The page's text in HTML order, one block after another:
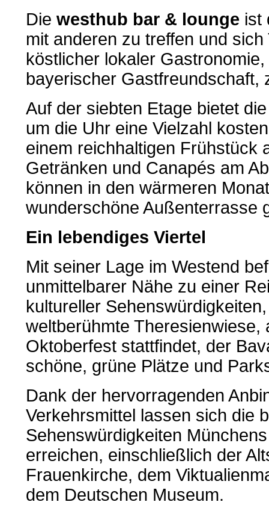
Die westhub bar & lounge ist
mit anderen zu treffen und
köstlicher lokaler
bayerischer Gastfreundschaft,
Auf der siebten Etage bietet die
um die Uhr eine Vielzahl
einem reichhaltigen Frühstück
Getränken und Canapés am
können in den wärmeren
wunderschöne Außenterrasse
Ein lebendiges Viertel
Mit seiner Lage im Westend
unmittelbarer Nähe zu einer
kultureller
weltberühmte Theresienwiese,
Oktoberfest stattfindet, der
schöne, grüne Plätze und
Dank der hervorragenden
Verkehrsmittel lassen sich die
Sehenswürdigkeiten
erreichen, einschließlich der
Frauenkirche, dem
dem Deutschen Museum.